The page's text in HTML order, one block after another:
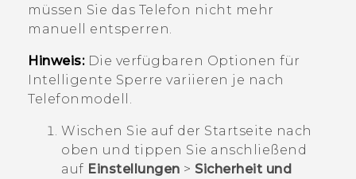
müssen Sie das Telefon nicht mehr
manuell entsperren.
Hinweis:Die verfügbaren Optionen für
Intelligente Sperre variieren je nach
Telefonmodell.
Wischen Sie auf der Startseite nach
oben und tippen Sie anschließend
auf Einstellungen > Sicherheit und